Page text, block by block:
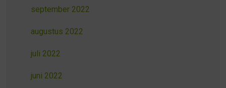
september 2022
augustus 2022
juli 2022
juni 2022